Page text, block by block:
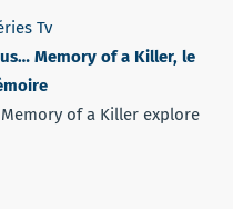
Tv
Memory of a Killer, le
of a Killer explore